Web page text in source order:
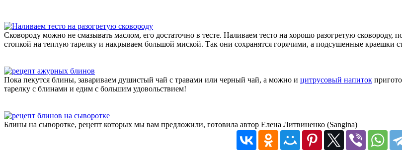
Сковороду можно не смазывать маслом, его достаточно в тесте. Наливаем тесто на хорошо разогретую
стопкой на теплую тарелку и накрываем большой миской. Так они сохранятся горячими, а подсушенные краешки
Пока пекутся блины, завариваем душистый чай с травами или черный чай, а можно и цитрусовый напиток
тарелку с блинами и едим с большим удовольствием!
Блины на сыворотке, рецепт которых мы вам предложили, готовила автор Елена Литвиненко (Sangina)